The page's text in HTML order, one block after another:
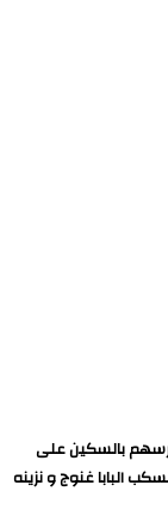
بالسكين على
البابا غنوج و نزينه